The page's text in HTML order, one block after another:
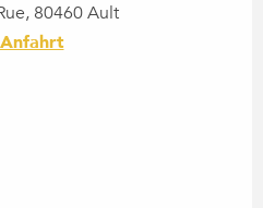
80460 Ault
Anfahrt